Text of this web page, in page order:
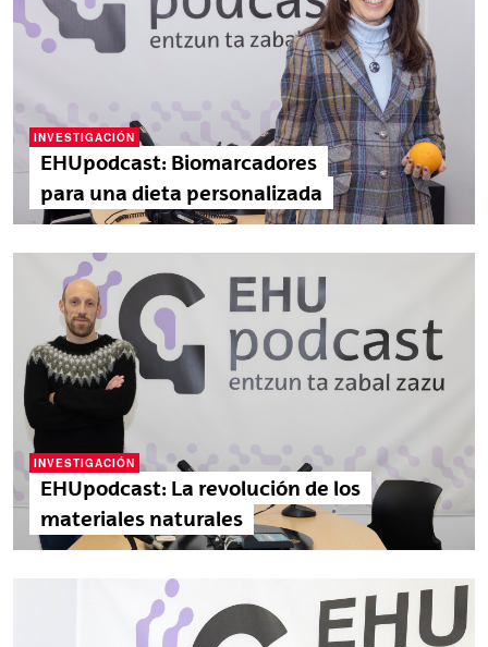
INVESTIGACIÓN
EHUpodcast: Biomarcadores
para una dieta personalizada
INVESTIGACIÓN
EHUpodcast: La revolución de los
materiales naturales